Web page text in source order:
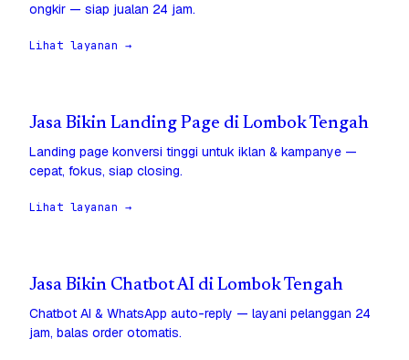
ongkir — siap jualan 24 jam.
Lihat layanan →
Jasa Bikin Landing Page di Lombok Tengah
Landing page konversi tinggi untuk iklan & kampanye —
cepat, fokus, siap closing.
Lihat layanan →
Jasa Bikin Chatbot AI di Lombok Tengah
Chatbot AI & WhatsApp auto-reply — layani pelanggan 24
jam, balas order otomatis.